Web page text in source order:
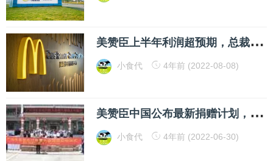
美
赞臣上半年利润超预期，总裁朱定平今天给出最新增长思路
小食代 4年前 (2022-08-08)
美
赞臣中国公布最新捐赠计划，1700万元营养品助力改善乡村婴幼儿营养
小食代 4年前 (2022-06-30)